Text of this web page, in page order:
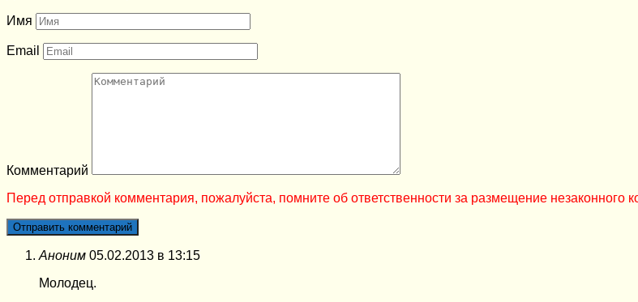
Имя
Email
Комментарий
Перед отправкой комментария, пожалуйста, помните об ответственности за размещение незаконного
Аноним 05.02.2013 в 13:15
Молодец.